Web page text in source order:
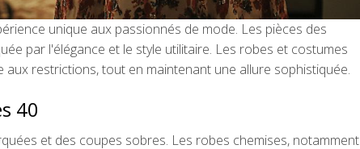
unique aux passionnés de mode. Les pièces des
par l'élégance et le style utilitaire. Les robes et costumes
restrictions, tout en maintenant une allure sophistiquée.
40
et des coupes sobres. Les robes chemises, notamment